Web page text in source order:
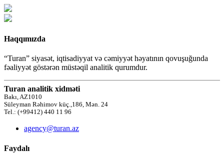
Haqqımızda
“Turan” siyasət, iqtisadiyyat və cəmiyyət həyatının qovuşuğunda
fəaliyyət göstərən müstəqil analitik qurumdur.
Turan analitik xidməti
Bakı, AZ1010
Süleyman Rəhimov küç.,186, Mən. 24
Tel.: (+99412) 440 11 96
agency@turan.az
Faydalı